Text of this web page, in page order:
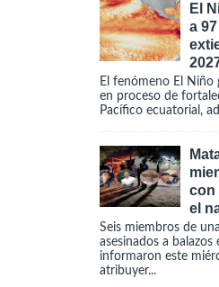
El
a
El fenómeno El Niño
en proceso de
Pacífico ecuatorial,
con
el
Seis miembros de
asesinados a
informaron este
atribuyer...